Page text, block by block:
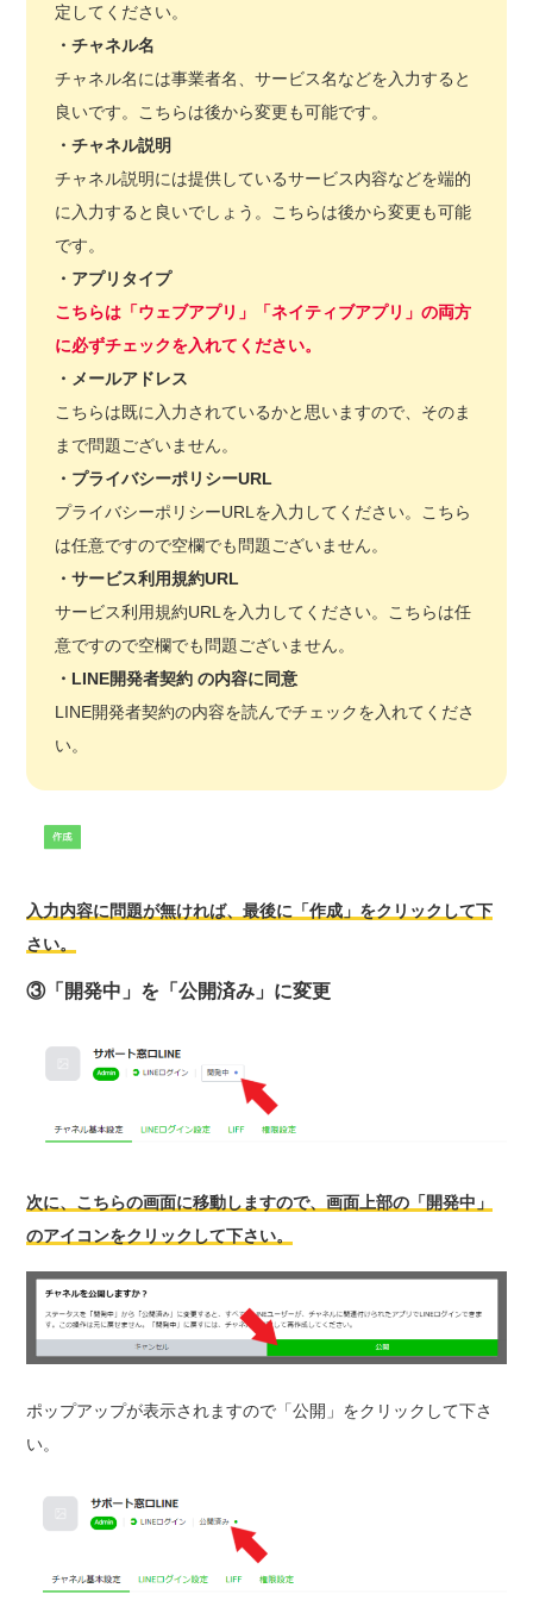
定してください。
・チャネル名
チャネル名には事業者名、サービス名などを入力すると
良いです。こちらは後から変更も可能です。
・チャネル説明
チャネル説明には提供しているサービス内容などを端的
に入力すると良いでしょう。こちらは後から変更も可能
です。
・アプリタイプ
こちらは「ウェブアプリ」「ネイティブアプリ」の両方
に必ずチェックを入れてください。
・メールアドレス
こちらは既に入力されているかと思いますので、そのま
まで問題ございません。
・プライバシーポリシーURL
プライバシーポリシーURLを入力してください。こちら
は任意ですので空欄でも問題ございません。
・サービス利用規約URL
サービス利用規約URLを入力してください。こちらは任
意ですので空欄でも問題ございません。
・LINE開発者契約 の内容に同意
LINE開発者契約の内容を読んでチェックを入れてくださ
い。
入力内容に問題が無ければ、最後に「作成」をクリックして下
さい。
③「開発中」を「公開済み」に変更
次に、こちらの画面に移動しますので、画面上部の「開発中」
のアイコンをクリックして下さい。
ポップアップが表示されますので「公開」をクリックして下さ
い。